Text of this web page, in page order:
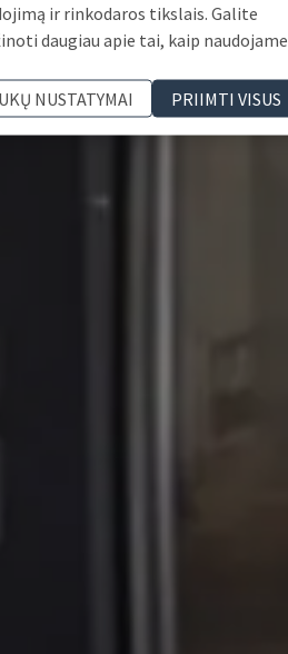
ir rinkodaros tikslais. Galite
daugiau apie tai, kaip naudojame
NUSTATYMAI
PRIIMTI VISUS